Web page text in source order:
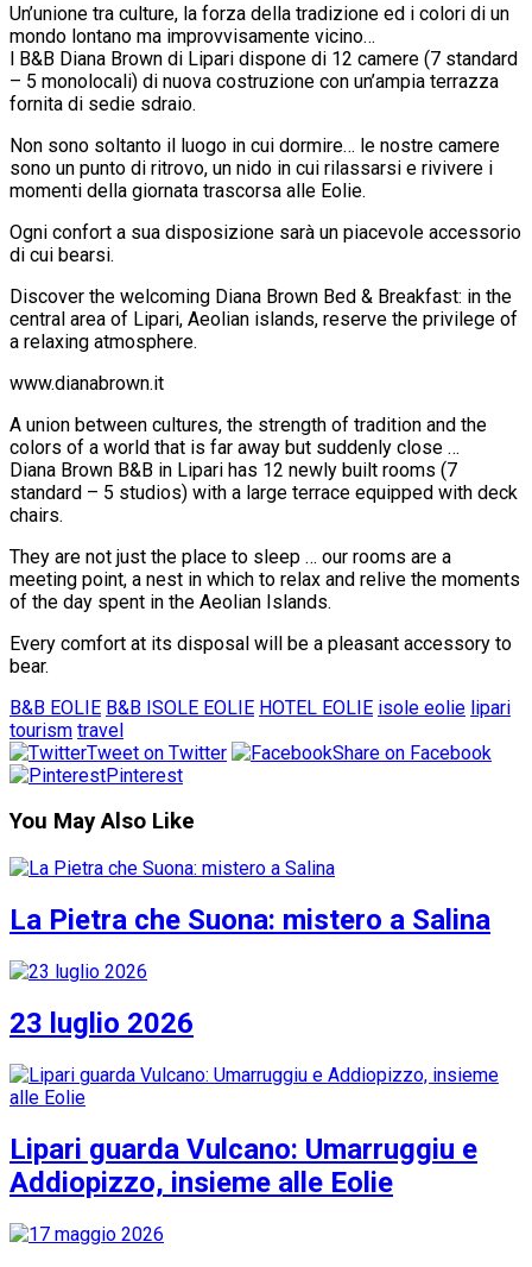
Un’unione tra culture, la forza della tradizione ed i colori di un
mondo lontano ma improvvisamente vicino…
l B&B Diana Brown di Lipari dispone di 12 camere (7 standard
– 5 monolocali) di nuova costruzione con un’ampia terrazza
fornita di sedie sdraio.
Non sono soltanto il luogo in cui dormire… le nostre camere
sono un punto di ritrovo, un nido in cui rilassarsi e rivivere i
momenti della giornata trascorsa alle Eolie.
Ogni confort a sua disposizione sarà un piacevole accessorio
di cui bearsi.
Discover the welcoming Diana Brown Bed & Breakfast: in the
central area of ​​Lipari, Aeolian islands, reserve the privilege of
a relaxing atmosphere.
www.dianabrown.it
A union between cultures, the strength of tradition and the
colors of a world that is far away but suddenly close …
Diana Brown B&B in Lipari has 12 newly built rooms (7
standard – 5 studios) with a large terrace equipped with deck
chairs.
They are not just the place to sleep … our rooms are a
meeting point, a nest in which to relax and relive the moments
of the day spent in the Aeolian Islands.
Every comfort at its disposal will be a pleasant accessory to
bear.
B&B EOLIE B&B ISOLE EOLIE HOTEL EOLIE isole eolie lipari
tourism travel
Tweet on Twitter
Share on Facebook
Pinterest
You May Also Like
La Pietra che Suona: mistero a Salina
23 luglio 2026
Lipari guarda Vulcano: Umarruggiu e
Addiopizzo, insieme alle Eolie